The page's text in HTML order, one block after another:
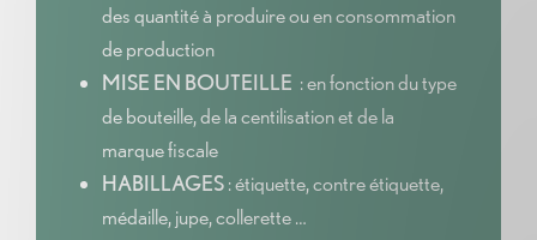
des quantité à produire ou en consommation
de production
MISE EN BOUTEILLE : en fonction du type
de bouteille, de la centilisation et de la
marque fiscale
HABILLAGES: étiquette, contre étiquette,
médaille, jupe, collerette …